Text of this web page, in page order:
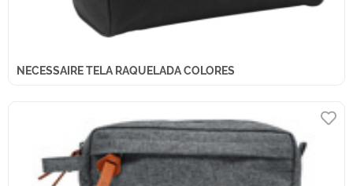
NECESSAIRE TELA RAQUELADA COLORES